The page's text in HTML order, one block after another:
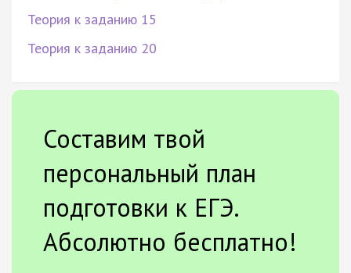
Теория к заданию 15
Теория к заданию 20
Составим твой
персональный план
подготовки к ЕГЭ.
Абсолютно бесплатно!